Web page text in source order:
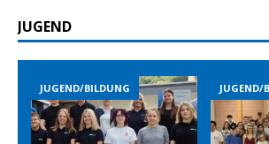
JUGEND
JUGEND/BILDUNG JUGEND/